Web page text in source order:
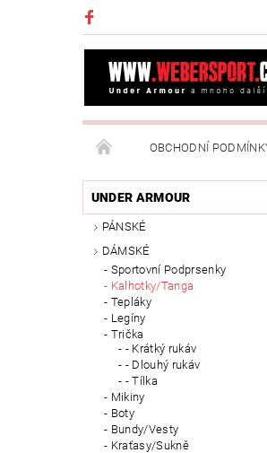
OBCHODNÍ
NAPIŠTE NÁM MOJE
UNDER ARMOUR
PÁNSKÉ
DÁMSKÉ
Sportovní Podprsenky
Kalhotky/Tanga
Tepláky
Legíny
Trička
- Krátký rukáv
- Dlouhý rukáv
- Tílka
Mikiny
Boty
Bundy/Vesty
Kraťasy/Sukně